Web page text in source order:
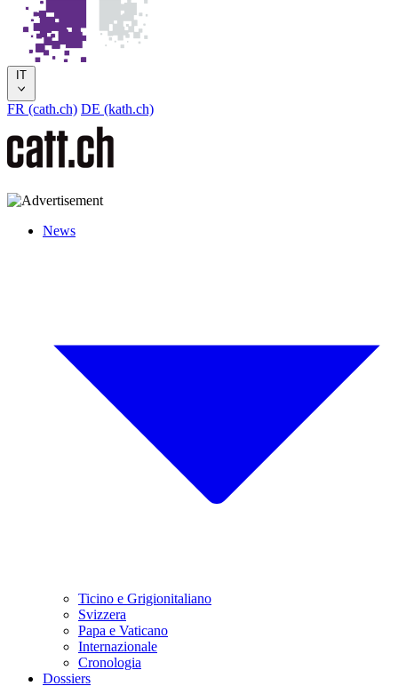
IT
FR (cath.ch) DE (kath.ch)
News
Ticino e Grigionitaliano
Svizzera
Papa e Vaticano
Internazionale
Cronologia
Dossiers